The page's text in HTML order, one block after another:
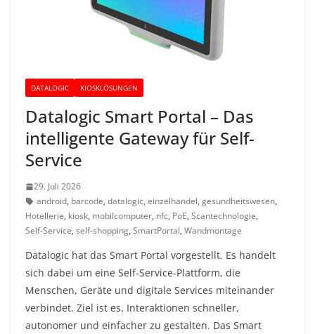
DATALOGIC KIOSKLÖSUNGEN
Datalogic Smart Portal – Das
intelligente Gateway für Self-
Service
29. Juli 2026
android, barcode, datalogic, einzelhandel, gesundheitswesen,
Hotellerie, kiosk, mobilcomputer, nfc, PoE, Scantechnologie,
Self-Service, self-shopping, SmartPortal, Wandmontage
Datalogic hat das Smart Portal vorgestellt. Es handelt
sich dabei um eine Self-Service-Plattform, die
Menschen, Geräte und digitale Services miteinander
verbindet. Ziel ist es, Interaktionen schneller,
autonomer und einfacher zu gestalten. Das Smart